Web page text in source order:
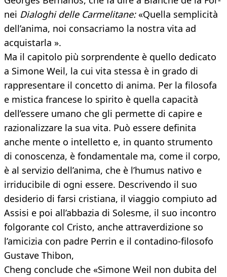
nei Dialoghi delle Carmelitane:«Quella semplicità
dell’anima, noi consacriamo la nostra vita ad
acquistarla ».
Ma il capitolo più sorprendente è quello dedicato
a Simone Weil, la cui vita stessa è in grado di
rappresentare il concetto di anima. Per la filosofa
e mistica francese lo spirito è quella capacità
dell’essere umano che gli permette di capire e
razionalizzare la sua vita. Può essere definita
anche mente o intelletto e, in quanto strumento
di conoscenza, è fondamentale ma, come il corpo,
è al servizio dell’anima, che è l’humus nativo e
irriducibile di ogni essere. Descrivendo il suo
desiderio di farsi cristiana, il viaggio compiuto ad
Assisi e poi all’abbazia di Solesme, il suo incontro
folgorante col Cristo, anche attraverdizione so
l’amicizia con padre Perrin e il contadino-filosofo
Gustave Thibon,
Cheng conclude che «Simone Weil non dubita del